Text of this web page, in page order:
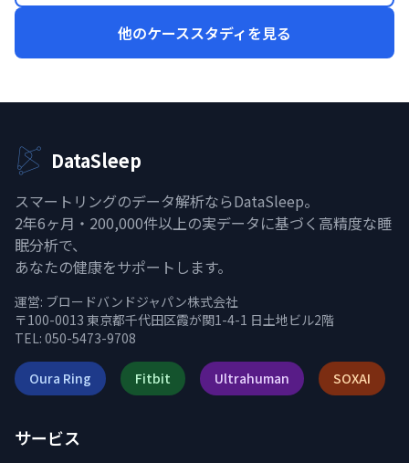
他のケーススタディを見る
DataSleep
スマートリングのデータ解析ならDataSleep。
2年6ヶ月・200,000件以上の実データに基づく高精度な睡
眠分析で、
あなたの健康をサポートします。
運営: ブロードバンドジャパン株式会社
〒100-0013 東京都千代田区霞が関1-4-1 日土地ビル2階
TEL: 050-5473-9708
Oura Ring Fitbit Ultrahuman SOXAI
サービス